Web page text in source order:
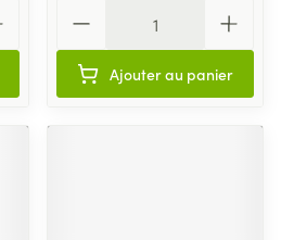
Ajouter au panier